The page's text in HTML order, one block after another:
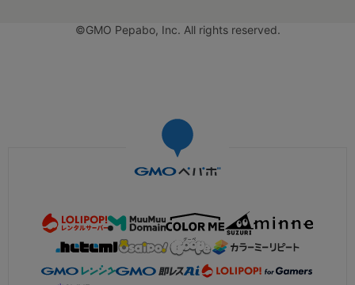
©GMO Pepabo, Inc. All rights reserved.